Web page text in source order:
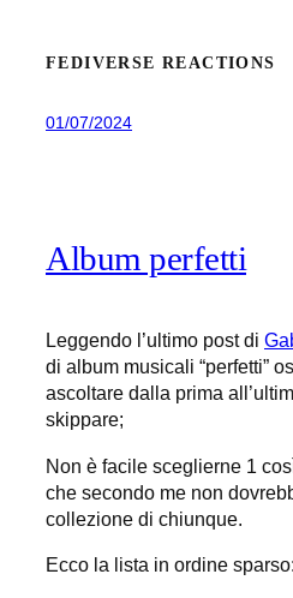
FEDIVERSE REACTIONS
01/07/2024
Album perfetti
Leggendo l’ultimo post di
di album musicali “perfetti”
ascoltare dalla prima
skippare;
Non è facile sceglierne 1
che secondo me non
collezione di chiunque.
Ecco la lista in ordine sparso: